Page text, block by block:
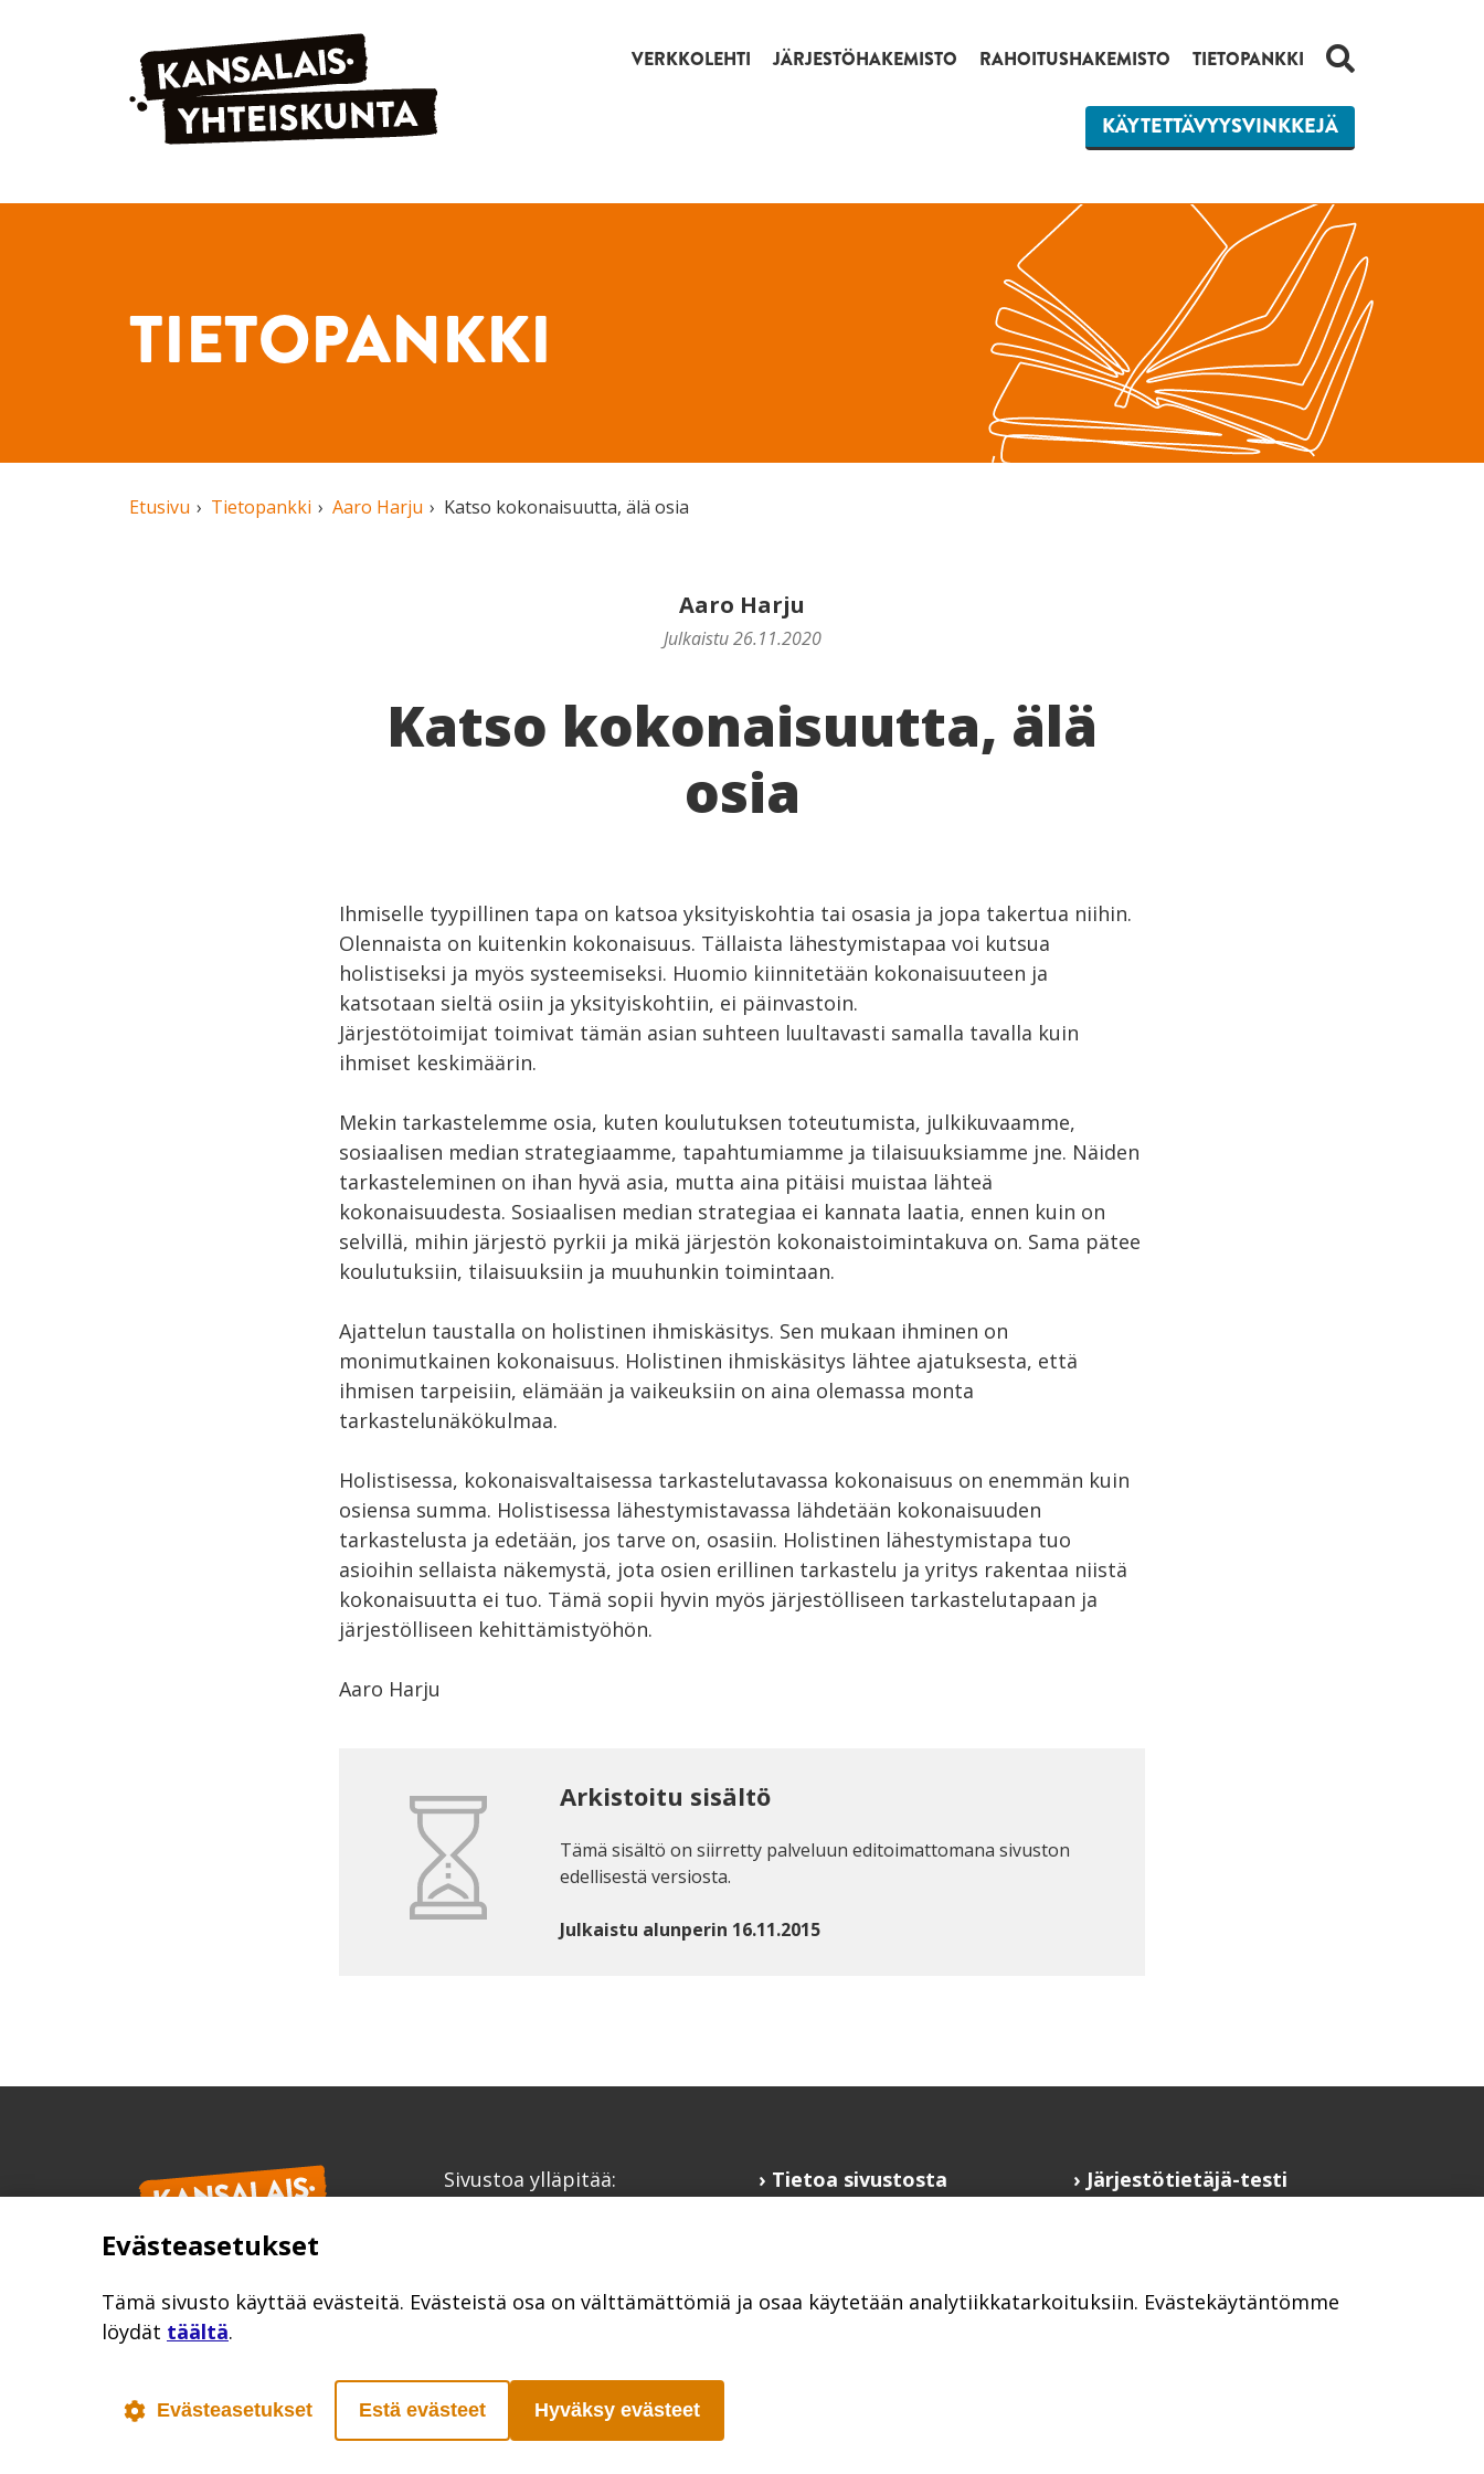
Siirry sisältöön VERKKOLEHTI JÄRJESTÖHAKEMISTO RAHOITUSHAKEMISTO TIETOPANKKI HAKU
KÄYTETTÄVYYSVINKKEJÄ
TIETOPANKKI
Etusivu Tietopankki Aaro Harju Katso kokonaisuutta, älä osia
Aaro Harju
Julkaistu 26.11.2020
Katso kokonaisuutta, älä
osia
Ihmiselle tyypillinen tapa on katsoa yksityiskohtia tai osasia ja jopa takertua niihin.
Olennaista on kuitenkin kokonaisuus. Tällaista lähestymistapaa voi kutsua
holistiseksi ja myös systeemiseksi. Huomio kiinnitetään kokonaisuuteen ja
katsotaan sieltä osiin ja yksityiskohtiin, ei päinvastoin.
Järjestötoimijat toimivat tämän asian suhteen luultavasti samalla tavalla kuin
ihmiset keskimäärin.
Mekin tarkastelemme osia, kuten koulutuksen toteutumista, julkikuvaamme,
sosiaalisen median strategiaamme, tapahtumiamme ja tilaisuuksiamme jne. Näiden
tarkasteleminen on ihan hyvä asia, mutta aina pitäisi muistaa lähteä
kokonaisuudesta. Sosiaalisen median strategiaa ei kannata laatia, ennen kuin on
selvillä, mihin järjestö pyrkii ja mikä järjestön kokonaistoimintakuva on. Sama pätee
koulutuksiin, tilaisuuksiin ja muuhunkin toimintaan.
Ajattelun taustalla on holistinen ihmiskäsitys. Sen mukaan ihminen on
monimutkainen kokonaisuus. Holistinen ihmiskäsitys lähtee ajatuksesta, että
ihmisen tarpeisiin, elämään ja vaikeuksiin on aina olemassa monta
tarkastelunäkökulmaa.
Holistisessa, kokonaisvaltaisessa tarkastelutavassa kokonaisuus on enemmän kuin
osiensa summa. Holistisessa lähestymistavassa lähdetään kokonaisuuden
tarkastelusta ja edetään, jos tarve on, osasiin. Holistinen lähestymistapa tuo
asioihin sellaista näkemystä, jota osien erillinen tarkastelu ja yritys rakentaa niistä
kokonaisuutta ei tuo. Tämä sopii hyvin myös järjestölliseen tarkastelutapaan ja
järjestölliseen kehittämistyöhön.
Aaro Harju
Arkistoitu sisältö
Tämä sisältö on siirretty palveluun editoimattomana sivuston
edellisestä versiosta.
Julkaistu alunperin 16.11.2015
Sivustoa ylläpitää:
Tietoa sivustosta
Järjestötietäjä-testi
Civil Society
Poutapilvi web design
Evästeasetukset
Tämä sivusto käyttää evästeitä. Evästeistä osa on välttämättömiä ja osaa käytetään analytiikkatarkoituksiin. Evästekäytäntömme
löydät täältä.
Evästeasetukset Estä evästeet Hyväksy evästeet